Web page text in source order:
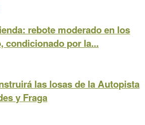
rebote moderado en los
condicionado por la...
las losas de la Autopista
y Fraga